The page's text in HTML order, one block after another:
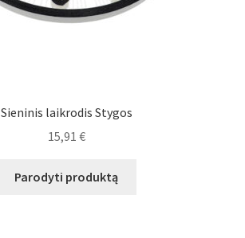
Sieninis laikrodis Stygos
15,91 €
Parodyti produktą